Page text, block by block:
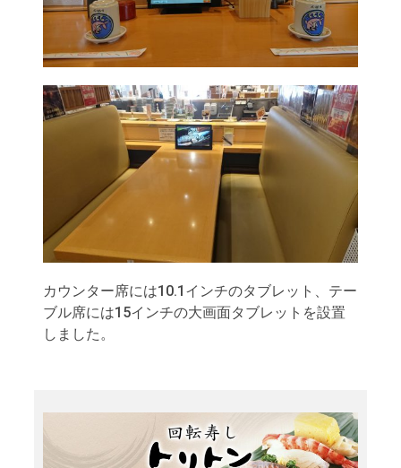
カウンター席には10.1インチのタブレット、テー
ブル席には15インチの大画面タブレットを設置
しました。